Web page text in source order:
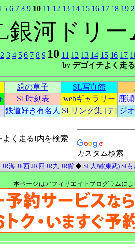
5 6 7 8 9 10 11 12 13 14 15 16 17 18 19
銀河ドリー
2 3 4 5 6 7 8 9 10 11 12 13 14 15 16 17
by デゴイチよく走る
緑の草子 SL写真館
SL時刻表 webギャラリー 鹿
鉄道好き有名人 SLリンク集 [テ] ジ
よく走る!内を検索
カスタム検索
JR海 JR西 JR四 JR九 JR貨 ◆ SL大樹(東武) Slも
本ページはアフィリエイトプログラムに